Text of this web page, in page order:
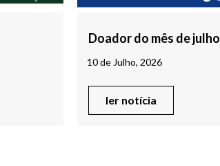
Doador do mês de julho
10 de Julho, 2026
ler notícia